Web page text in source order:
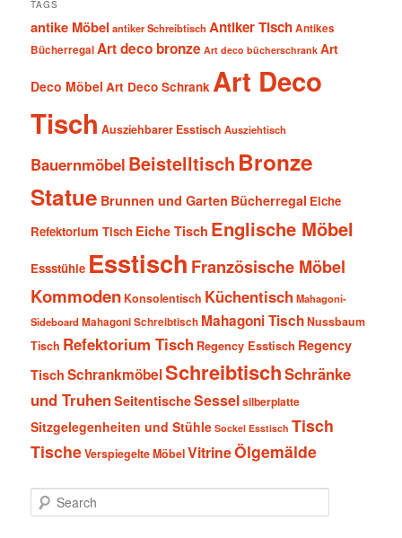
TAGS
antike Möbel antiker Schreibtisch Antiker TischAntikes
BücherregalArt deco bronze Art deco bücherschrank Art
Deco Möbel Art Deco Schrank Art Deco
Tisch Ausziehbarer Esstisch Ausziehtisch
Bauernmöbel Beistelltisch Bronze
Statue Brunnen und Garten Bücherregal Eiche
Refektorium Tisch Eiche Tisch Englische Möbel
Essstühle Esstisch Französische Möbel
Kommoden Konsolentisch Küchentisch Mahagoni-
SideboardMahagoni Schreibtisch Mahagoni TischNussbaum
Tisch Refektorium Tisch Regency Esstisch Regency
Tisch SchrankmöbelSchreibtischSchränke
und TruhenSeitentischeSesselsilberplatte
Sitzgelegenheiten und Stühle Sockel Esstisch Tisch
TischeVerspiegelte MöbelVitrineÖlgemälde
e